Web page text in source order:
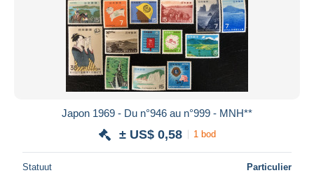
Japon 1969 - Du n°946 au n°999 - MNH**
± US$ 0,58 1 bod
Statuut Particulier